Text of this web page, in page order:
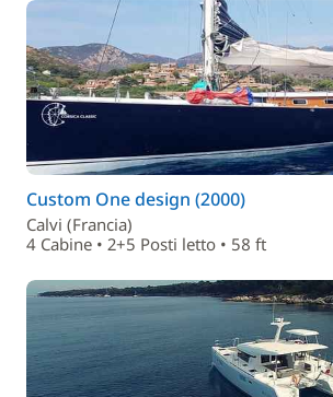
Custom One design (2000)
Calvi (Francia)
4 Cabine • 2+5 Posti letto • 58 ft